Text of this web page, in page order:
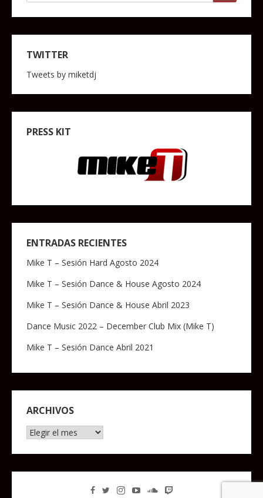
TWITTER
Tweets by miketdj
PRESS KIT
ENTRADAS RECIENTES
Mike T – Sesión Hard Agosto 2024
Mike T – Sesión Dance & House Agosto 2024
Mike T – Sesión Dance & House Abril 2023
Dance Music 2022 – December Club Mix (Mike T)
Mike T – Sesión Dance Abril 2021
ARCHIVOS
Archivos